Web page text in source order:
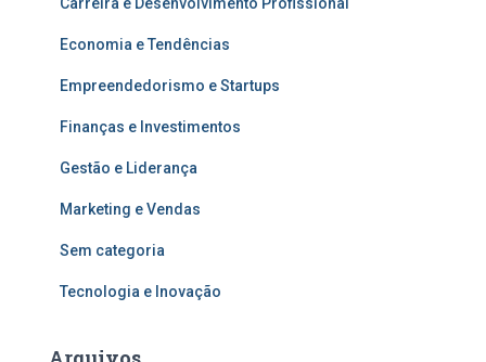
Economia e Tendências
Empreendedorismo e Startups
Finanças e Investimentos
Gestão e Liderança
Marketing e Vendas
Sem categoria
Tecnologia e Inovação